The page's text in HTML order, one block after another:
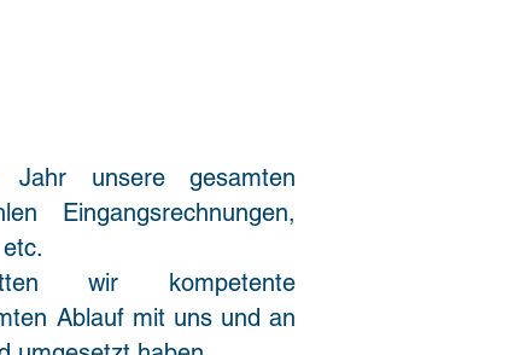
unsere gesamten
Eingangsrechnungen,
wir kompetente
Ablauf mit uns und an